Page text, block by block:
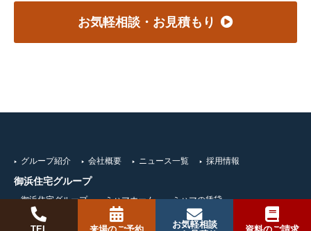
お気軽相談・お見積もり
グループ紹介 会社概要 ニュース一覧 採用情報
御浜住宅グループ
御浜住宅グループ ミハマホーム
ミハマの賃貸
ミハマの注文住宅・建て替え
お気軽相談